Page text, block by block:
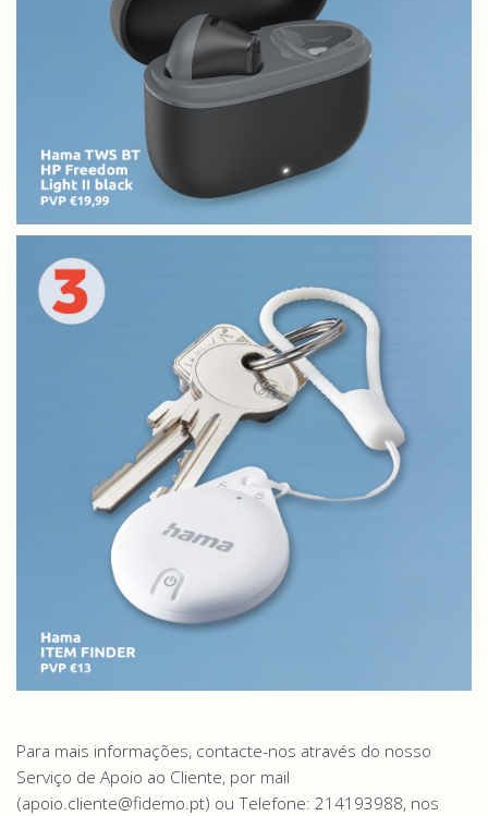
Para mais informações, contacte-nos através do nosso
Serviço de Apoio ao Cliente, por mail
(apoio.cliente@fidemo.pt) ou Telefone: 214193988, nos